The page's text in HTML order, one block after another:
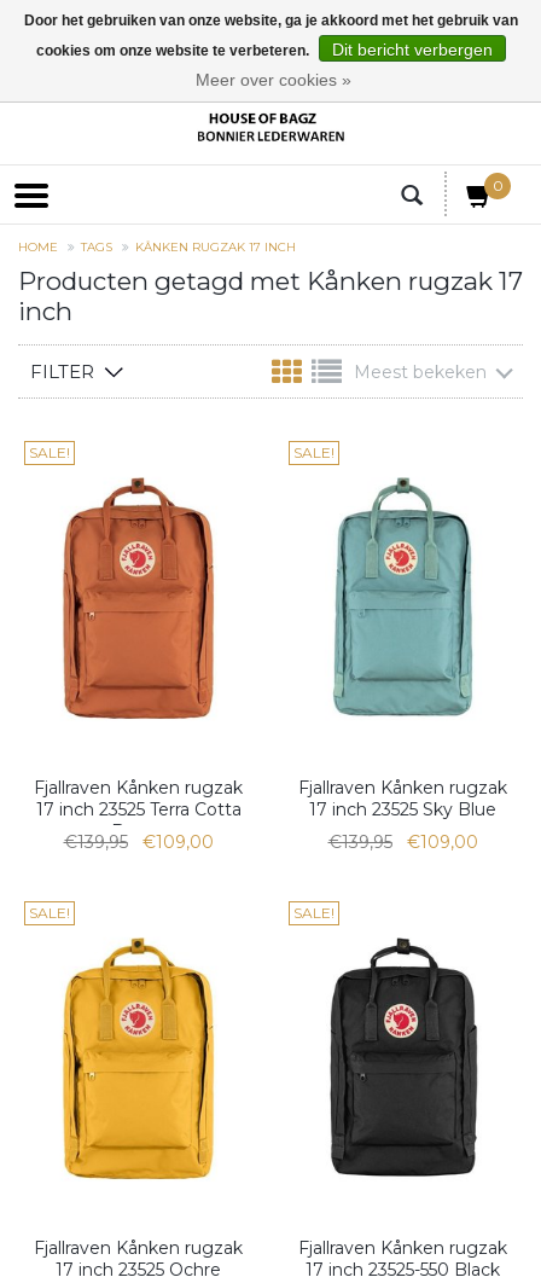
0
HOME TAGS KÅNKEN RUGZAK 17 INCH
Producten getagd met Kånken rugzak 17
inch
FILTER Meest bekeken
SALE!
Fjallraven Kånken rugzak
17 inch 23525 Terra Cotta
Brown
€139,95 €109,00
SALE!
Fjallraven Kånken rugzak
17 inch 23525 Sky Blue
€139,95
€109,00
SALE!
Fjallraven Kånken rugzak
17 inch 23525 Ochre
SALE!
Fjallraven Kånken rugzak
17 inch 23525-550 Black
Door het gebruiken van onze website, ga je akkoord met het gebruik van
cookies om onze website te verbeteren.
Dit bericht verbergen
Meer over cookies »